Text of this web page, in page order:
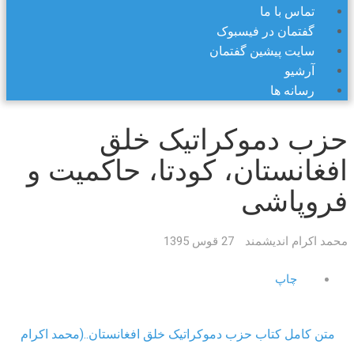
تماس با ما
گفتمان در فیسبوک
سایت پیشین گفتمان
آرشیو
رسانه ها
حزب دموکراتیک خلق
افغانستان، کودتا، حاکمیت و
فروپاشی
محمد اکرام اندیشمند 27 قوس 1395
چاپ
متن کامل کتاب حزب دموکراتیک خلق افغانستان..(محمد اکرام